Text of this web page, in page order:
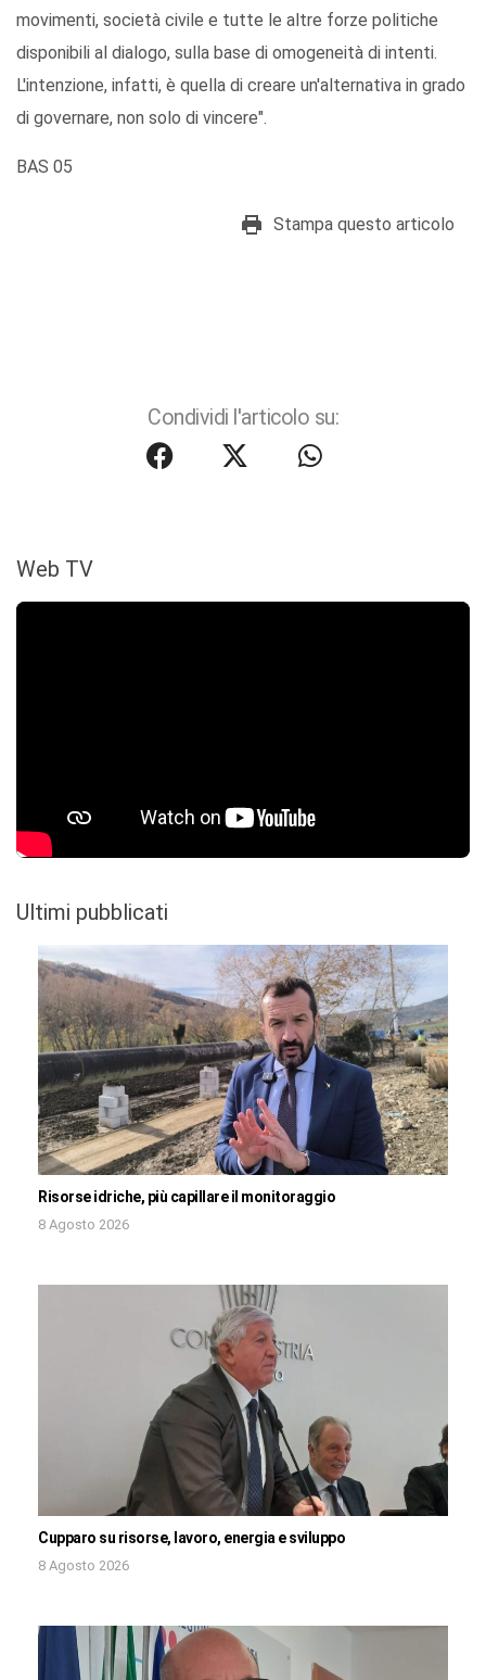
movimenti, società civile e tutte le altre forze politiche
disponibili al dialogo, sulla base di omogeneità di intenti.
L'intenzione, infatti, è quella di creare un'alternativa in grado
di governare, non solo di vincere".
BAS 05
Stampa questo articolo
Condividi l'articolo su:
Web TV
Ultimi pubblicati
Risorse idriche, più capillare il monitoraggio
8 Agosto 2026
Cupparo su risorse, lavoro, energia e sviluppo
8 Agosto 2026